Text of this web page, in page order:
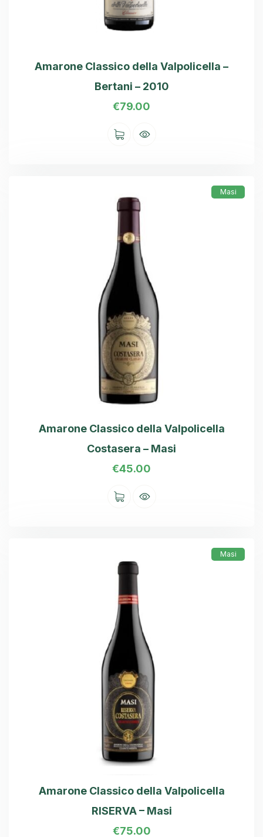
Amarone Classico della Valpolicella –
Bertani – 2010
€79.00
Masi
Amarone Classico della Valpolicella
Costasera – Masi
€45.00
Masi
Amarone Classico della Valpolicella
RISERVA – Masi
€75.00